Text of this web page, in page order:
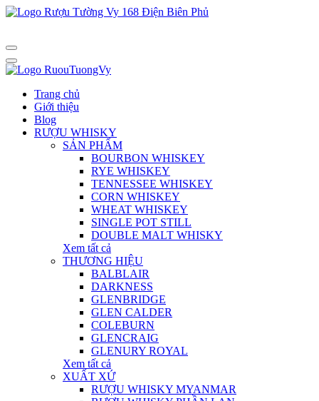
Trang chủ
Giới thiệu
Blog
RƯỢU WHISKY
SẢN PHẨM
BOURBON WHISKEY
RYE WHISKEY
TENNESSEE WHISKEY
CORN WHISKEY
WHEAT WHISKEY
SINGLE POT STILL
DOUBLE MALT WHISKY
Xem tất cả
THƯƠNG HIỆU
BALBLAIR
DARKNESS
GLENBRIDGE
GLEN CALDER
COLEBURN
GLENCRAIG
GLENURY ROYAL
Xem tất cả
XUẤT XỨ
RƯỢU WHISKY MYANMAR